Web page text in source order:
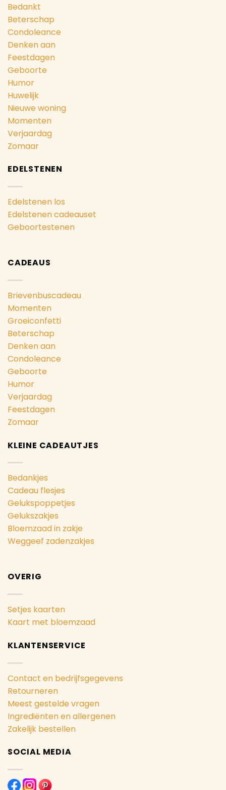
Bedankt
Beterschap
Condoleance
Denken aan
Feestdagen
Geboorte
Humor
Huwelijk
Nieuwe woning
Momenten
Verjaardag
Zomaar
EDELSTENEN
Edelstenen los
Edelstenen cadeauset
Geboortestenen
CADEAUS
Brievenbuscadeau
Momenten
Groeiconfetti
Beterschap
Denken aan
Condoleance
Geboorte
Humor
Verjaardag
Feestdagen
Zomaar
KLEINE CADEAUTJES
Bedankjes
Cadeau flesjes
Gelukspoppetjes
Gelukszakjes
Bloemzaad in zakje
Weggeef zadenzakjes
OVERIG
Setjes kaarten
Kaart met bloemzaad
KLANTENSERVICE
Contact en bedrijfsgegevens
Retourneren
Meest gestelde vragen
Ingrediënten en allergenen
Zakelijk bestellen
SOCIAL MEDIA